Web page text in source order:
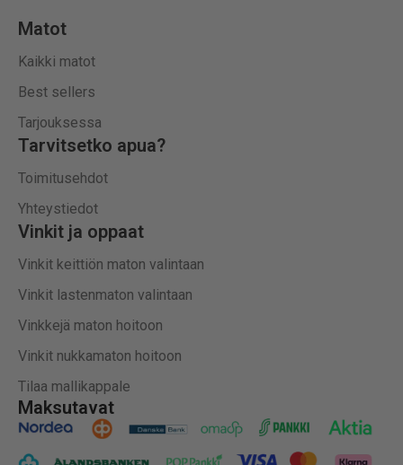
Maksutavat
Matot
Kaikki matot
Best sellers
Tarjouksessa
Tarvitsetko apua?
Toimitusehdot
Yhteystiedot
Vinkit ja oppaat
Vinkit keittiön maton valintaan
Vinkit lastenmaton valintaan
Vinkkejä maton hoitoon
Vinkit nukkamaton hoitoon
Tilaa mallikappale